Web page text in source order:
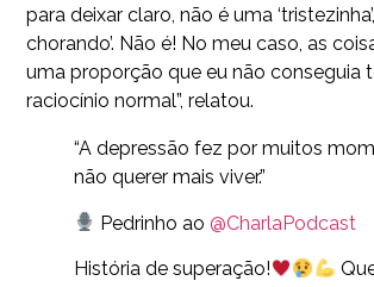
para deixar claro, não é uma
chorando’. Não é! No meu caso, as
uma proporção que eu não conseguia
raciocínio normal”, relatou.
“A depressão fez por muitos
não querer mais viver.”
Pedrinho ao@CharlaPodcast
História de superação!